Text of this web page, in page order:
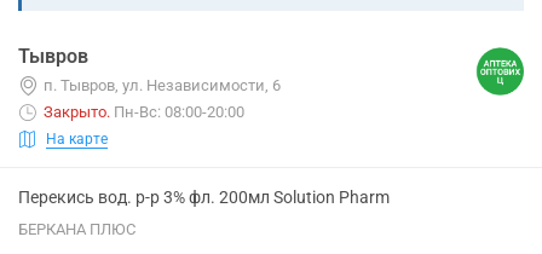
Тывров
п. Тывров, ул. Независимости, 6
Закрыто. Пн-Вс: 08:00-20:00
На карте
Перекись вод. р-р 3% фл. 200мл Solution Pharm
БЕРКАНА ПЛЮС